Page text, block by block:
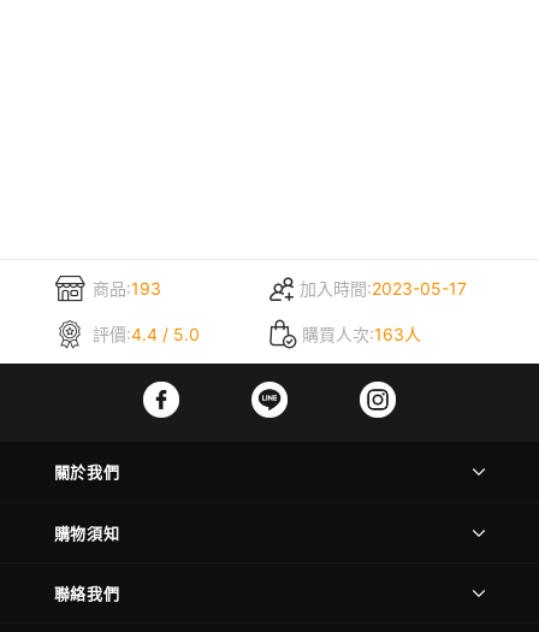
商品:193 加入時間:2023-05-17
評價:4.4 / 5.0 購買人次:163人
關於我們
購物須知
聯絡我們